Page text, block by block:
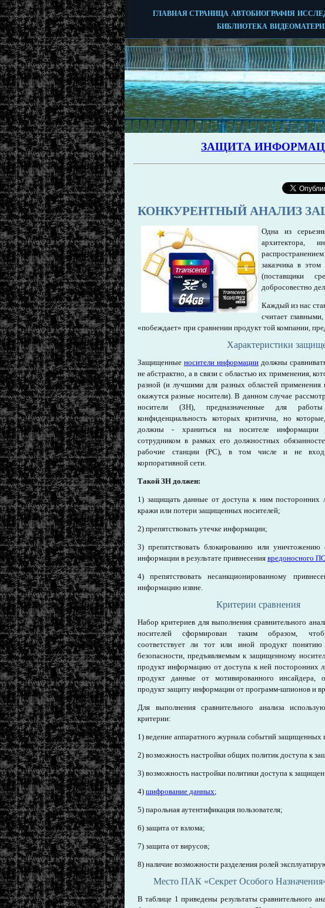
КОНКУРЕНТНЫЙ АНАЛИЗ
Одна из
архитектора,
заказчика в
(поставщики
добросовестно
Каждый из нас
считает
«побеждает» при сравнении продукт той компании,
Характеристики
Защищенные носители информации должны
не абстрактно, а в связи с областью их применения,
разной (и лучшими для разных областей применения
окажутся разные носители). В данном случае
носители (ЗН), предназначенные для
конфиденциальность которых критична, но
должны - храниться на носителе информации
сотрудником в рамках его должностных
рабочие станции (РС), в том числе и не
корпоративной сети.
Такой ЗН должен:
1) защищать данные от доступа к ним посторонних
кражи или потери защищенных носителей;
2) препятствовать утечке информации;
3) препятствовать блокированию или уничтожению
информации в результате привнесения вредоносного
4) препятствовать несанкционированному
информацию извне.
Критерии сравнения
Набор критериев для выполнения сравнительного
носителей сформирован таким образом,
соответствует ли тот или иной продукт
безопасности, предъявляемым к защищенному
продукт информацию от доступа к ней посторонних
продукт данные от мотивированного инсайдера,
продукт защиту информации от программ-шпионов и
Для выполнения сравнительного анализа
критерии:
1) ведение аппаратного журнала событий защищенных
2) возможность настройки общих политик доступа к
3) возможность настройки политики доступа к
4) шифрование данных;
5) парольная аутентификация пользователя;
6) защита от взлома;
7) защита от вирусов;
8) наличие возможности разделения ролей
Место ПАК «Секрет Особого
В таблице 1 приведены результаты сравнительного